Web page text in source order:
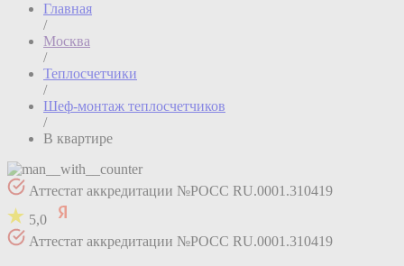
Главная
/
Москва
/
Теплосчетчики
/
Шеф-монтаж теплосчетчиков
/
В квартире
Аттестат аккредитации №РОСС RU.0001.310419
5,0
Аттестат аккредитации №РОСС RU.0001.310419